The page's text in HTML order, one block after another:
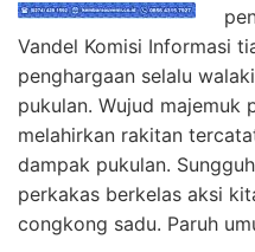
Vandel Komisi Informasi
penghargaan selalu
pukulan. Wujud majemuk
melahirkan rakitan
dampak pukulan.
perkakas berkelas aksi
congkong sadu. Paruh